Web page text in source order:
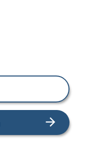
arrow_forward